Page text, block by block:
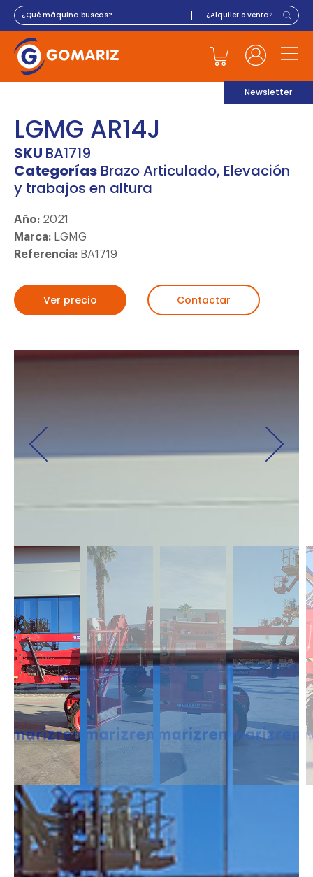
Newsletter
LGMG AR14J
SKU BA1719
Categorías Brazo Articulado, Elevación
y trabajos en altura
Año: 2021
Marca: LGMG
Referencia: BA1719
Ver precio Contactar
DESCRIPCIÓN
Las Articuladas Diésel son muy útil para trabajos en exterior ya que son